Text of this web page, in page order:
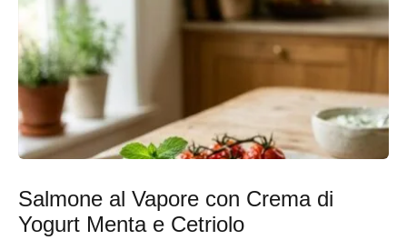
Salmone al Vapore con Crema di
Yogurt Menta e Cetriolo